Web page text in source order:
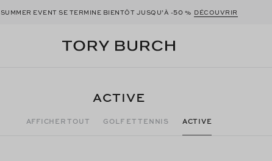
SUMMER EVENT SE TERMINE BIENTÔT JUSQU’À -50 % DÉCOUVRIR
ACTIVE
AFFICHER TOUT GOLF ET TENNIS ACTIVE